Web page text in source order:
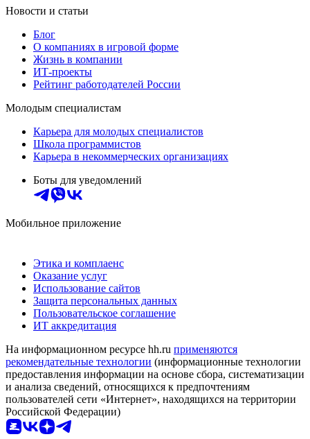
Новости и статьи
Блог
О компаниях в игровой форме
Жизнь в компании
ИТ-проекты
Рейтинг работодателей России
Молодым специалистам
Карьера для молодых специалистов
Школа программистов
Карьера в некоммерческих организациях
Боты для уведомлений
Мобильное приложение
Этика и комплаенс
Оказание услуг
Использование сайтов
Защита персональных данных
Пользовательское соглашение
ИТ аккредитация
На информационном ресурсе hh.ru применяются
рекомендательные технологии (информационные технологии
предоставления информации на основе сбора, систематизации
и анализа сведений, относящихся к предпочтениям
пользователей сети «Интернет», находящихся на территории
Российской Федерации)